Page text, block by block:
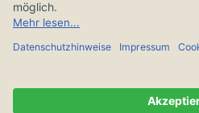
Alle Preise in Euro und inkl. der